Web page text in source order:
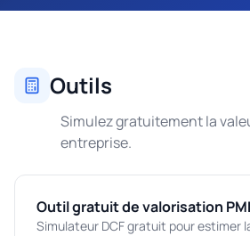
Outils
Simulez gratuitement la
entreprise.
Outil gratuit de valorisation
Simulateur DCF gratuit pour estimer